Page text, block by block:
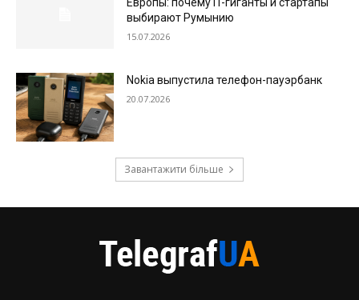
Европы: почему IT-гиганты и стартапы
выбирают Румынию
15.07.2026
Nokia выпустила телефон-пауэрбанк
20.07.2026
Завантажити більше